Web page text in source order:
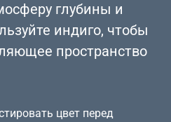
глубины и
индиго, чтобы
пространство
цвет перед